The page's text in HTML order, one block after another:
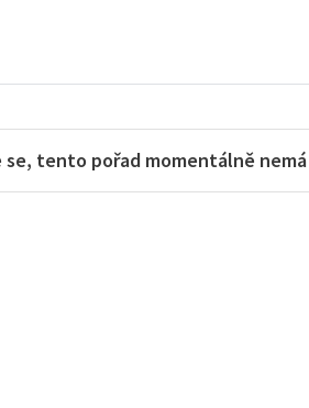
se, tento pořad momentálně